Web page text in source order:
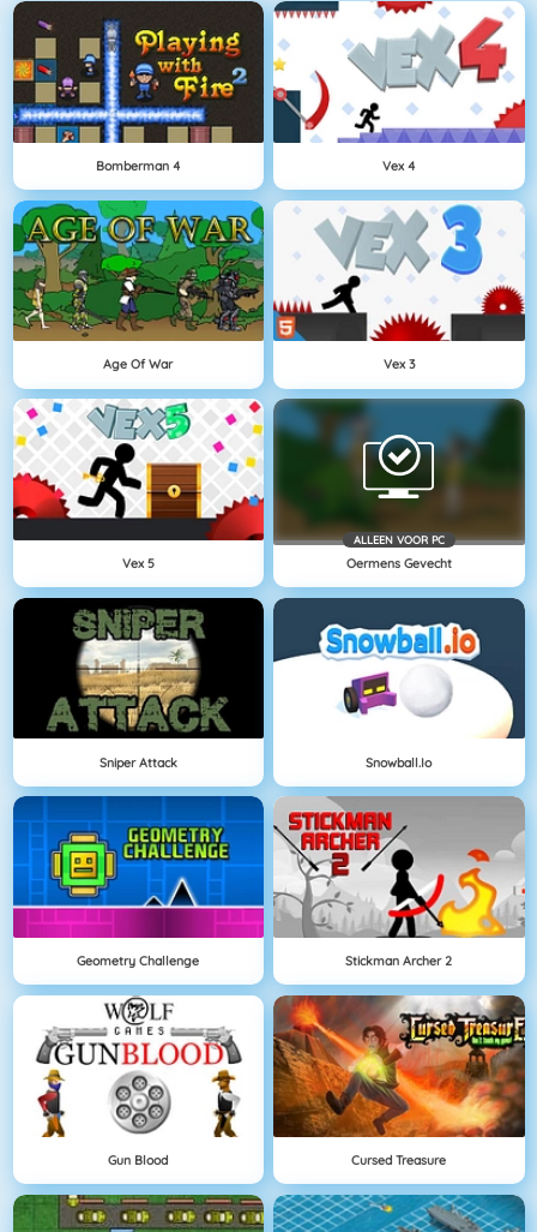
Bomberman 4 Vex 4
Age Of War Vex 3
Vex 5
ALLEEN VOOR PC
Oermens Gevecht
Sniper Attack Snowball.io
Geometry Challenge Stickman Archer 2
Gun Blood Cursed Treasure